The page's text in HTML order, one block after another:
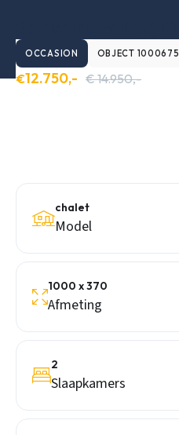
OCCASION OBJECT 1000675
€12.750,- € 14.950,-
chalet
Model
1000 x 370
Afmeting
2
Slaapkamers